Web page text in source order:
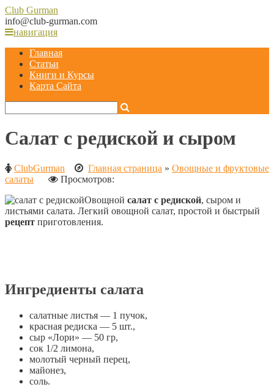
Club Gurman
info@club-gurman.com
навигация
Главная
Статьи
Книги и Курсы
Карта Сайта
Салат с редиской и сыром
ClubGurman Главная страница » Овощные и фруктовые
салаты
Просмотров:
Овощной салат с редиской, сыром и
листьями салата. Легкий овощной салат, простой и быстрый
рецепт приготовления.
Ингредиенты салата
салатные листья — 1 пучок,
красная редиска — 5 шт.,
сыр «Лори» — 50 гр,
сок 1/2 лимона,
молотый черный перец,
майонез,
соль.